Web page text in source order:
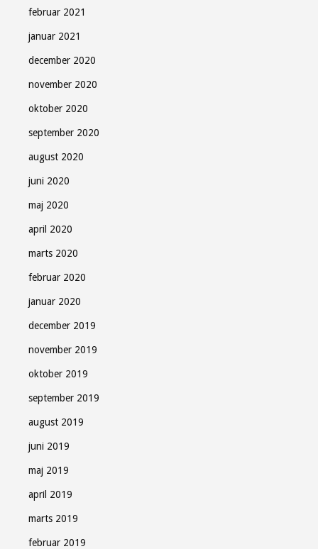
februar 2021
januar 2021
december 2020
november 2020
oktober 2020
september 2020
august 2020
juni 2020
maj 2020
april 2020
marts 2020
februar 2020
januar 2020
december 2019
november 2019
oktober 2019
september 2019
august 2019
juni 2019
maj 2019
april 2019
marts 2019
februar 2019